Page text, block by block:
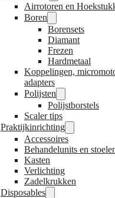
Airrotoren en
Boren
Borensets
Diamant
Frezen
Hardmetaal
Koppelingen,
adapters
Polijsten
Polijstborstels
Scaler tips
Praktijkinrichting
Accessoires
Behandelunits en
Kasten
Verlichting
Zadelkrukken
Disposables